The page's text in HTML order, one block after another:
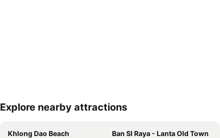
Explore nearby attractions
Khlong Dao Beach Ban SI Raya - Lanta Old Town